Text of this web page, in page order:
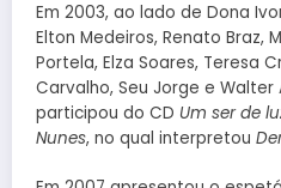
Em 2003, ao lado de Dona
Elton Medeiros, Renato Braz,
Portela, Elza Soares, Teresa
Carvalho, Seu Jorge e
participou do CD Um ser de
Nunes, no qual interpretou